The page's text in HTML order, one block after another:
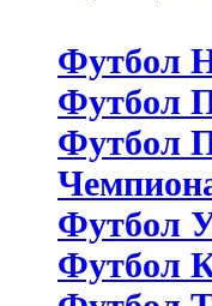
Футбол
Футбол
Футбол
Футбол
Футбол